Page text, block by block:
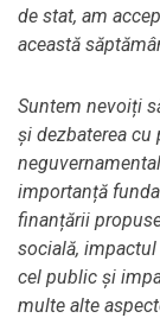
de stat, am
această
Suntem nevoiți
și dezbaterea
importanță
finanțării
socială,
cel public și
multe alte